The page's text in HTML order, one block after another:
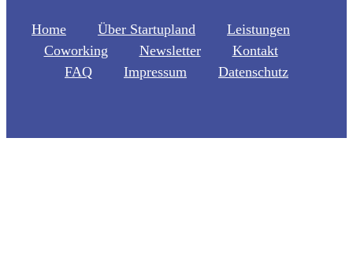
Home Über Startupland
Leistungen
Coworking
Newsletter
Kontakt
FAQ
Impressum Datenschutz